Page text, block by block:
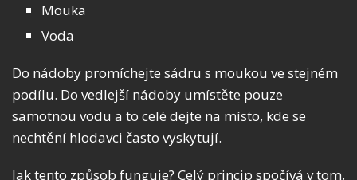
Mouka
Voda
Do nádoby promíchejte sádru s moukou ve stejném
podílu. Do vedlejší nádoby umístěte pouze
samotnou vodu a to celé dejte na místo, kde se
nechtění hlodavci často vyskytují.
Jak tento způsob funguje? Celý princip spočívá v tom,